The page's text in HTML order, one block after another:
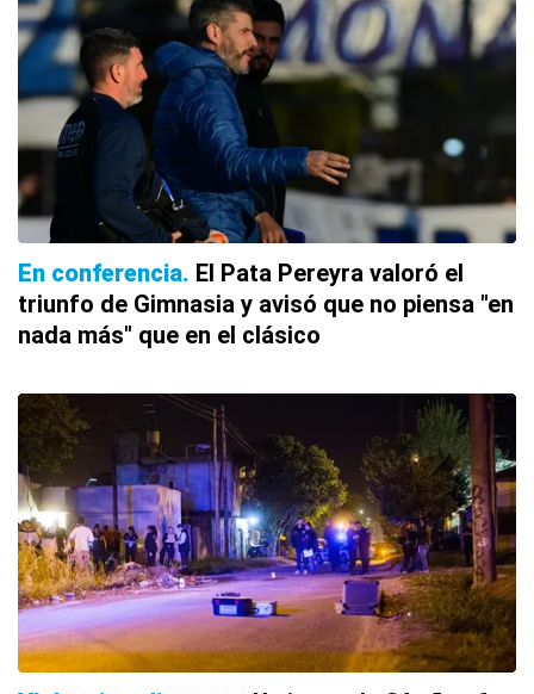
En conferencia El Pata Pereyra valoró el
triunfo de Gimnasia y avisó que no piensa "en
nada más" que en el clásico